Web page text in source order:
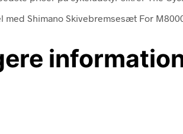
med Shimano Skivebremsesæt For